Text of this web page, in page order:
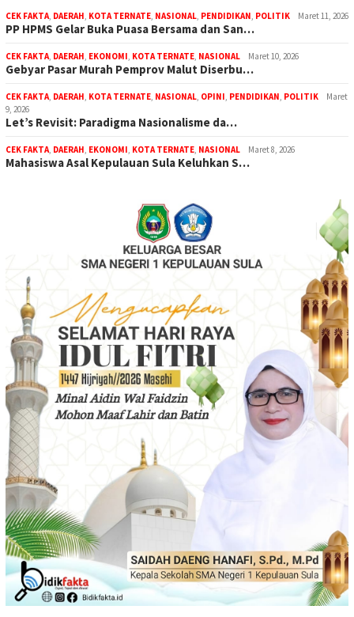
CEK FAKTA, DAERAH, KOTA TERNATE, NASIONAL, PENDIDIKAN, POLITIK Maret 11, 2026
PP HPMS Gelar Buka Puasa Bersama dan San…
CEK FAKTA, DAERAH, EKONOMI, KOTA TERNATE, NASIONAL Maret 10, 2026
Gebyar Pasar Murah Pemprov Malut Diserbu…
CEK FAKTA, DAERAH, KOTA TERNATE, NASIONAL, OPINI, PENDIDIKAN, POLITIK
Maret
9, 2026
Let’s Revisit: Paradigma Nasionalisme da…
CEK FAKTA, DAERAH, EKONOMI, KOTA TERNATE, NASIONAL Maret 8, 2026
Mahasiswa Asal Kepulauan Sula Keluhkan S…